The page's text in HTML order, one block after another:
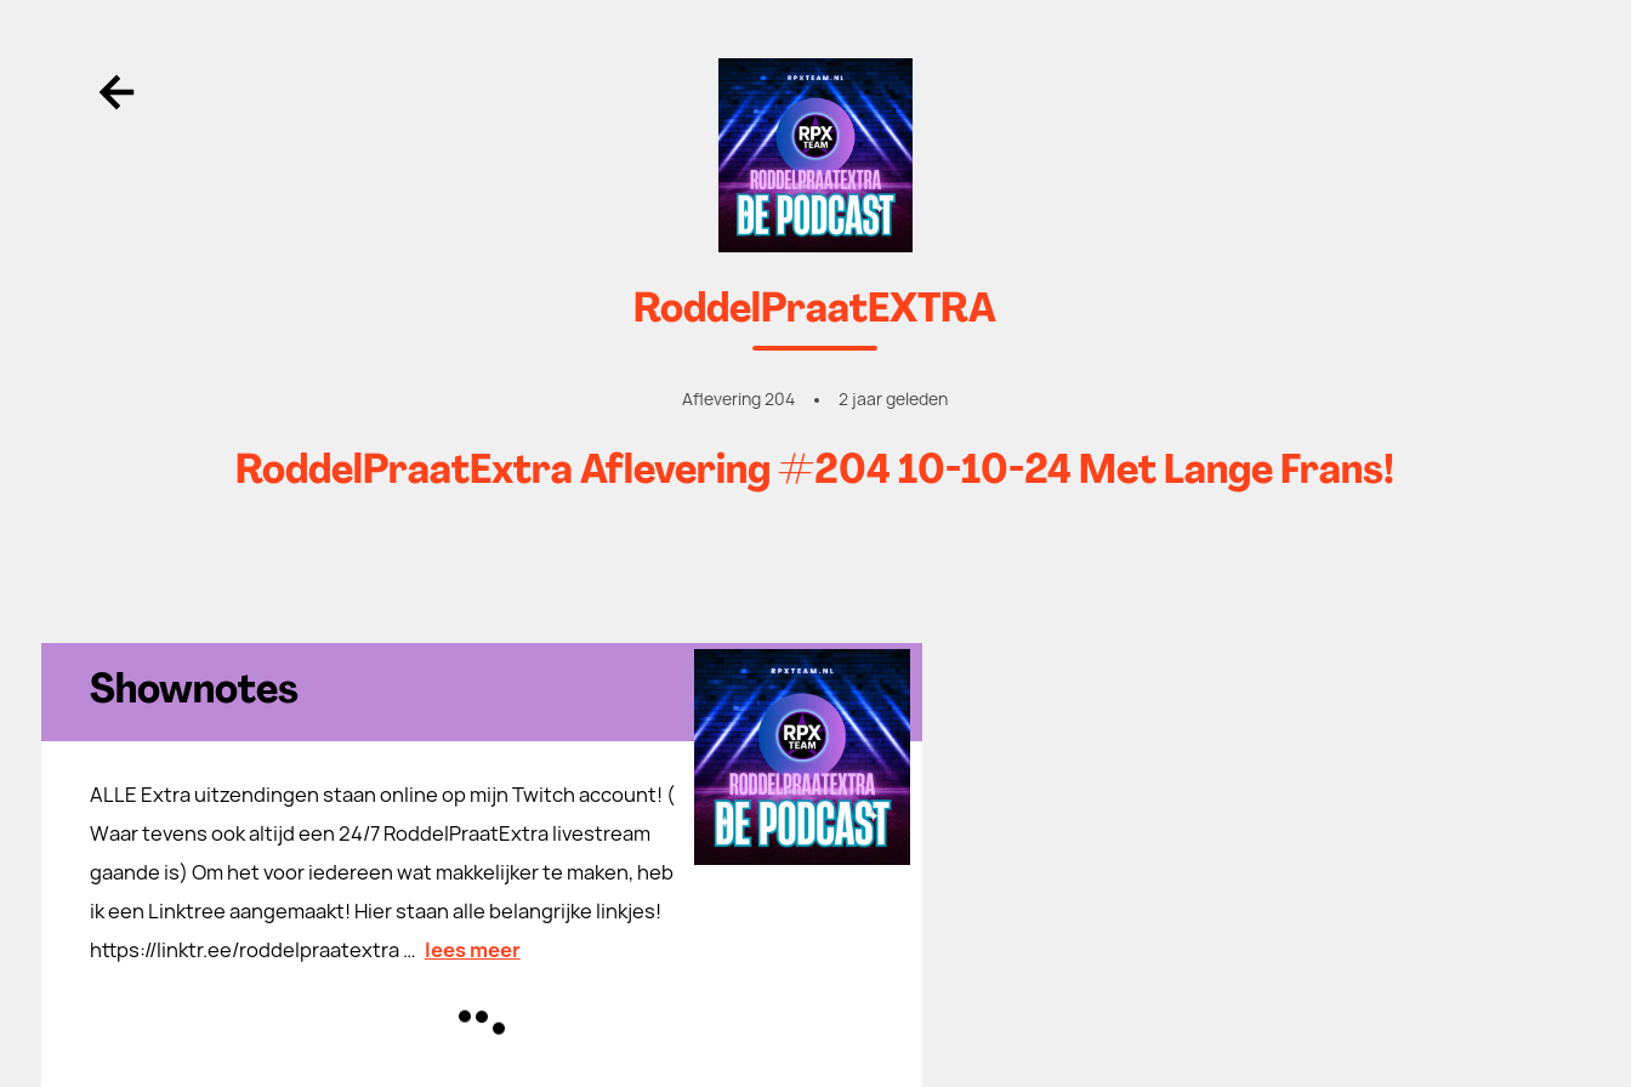
Ga terug
RoddelPraatEXTRA
Aflevering 204 2 jaar geleden
RoddelPraatExtra Aflevering #204 10-10-24 Met Lange Frans!
Shownotes
ALLE Extra uitzendingen staan online op mijn Twitch account! (
Waar tevens ook altijd een 24/7 RoddelPraatExtra livestream
gaande is) Om het voor iedereen wat makkelijker te maken, heb
ik een Linktree aangemaakt! Hier staan alle belangrijke linkjes!
⁠https://linktr.ee/roddelpraatextra … lees meer